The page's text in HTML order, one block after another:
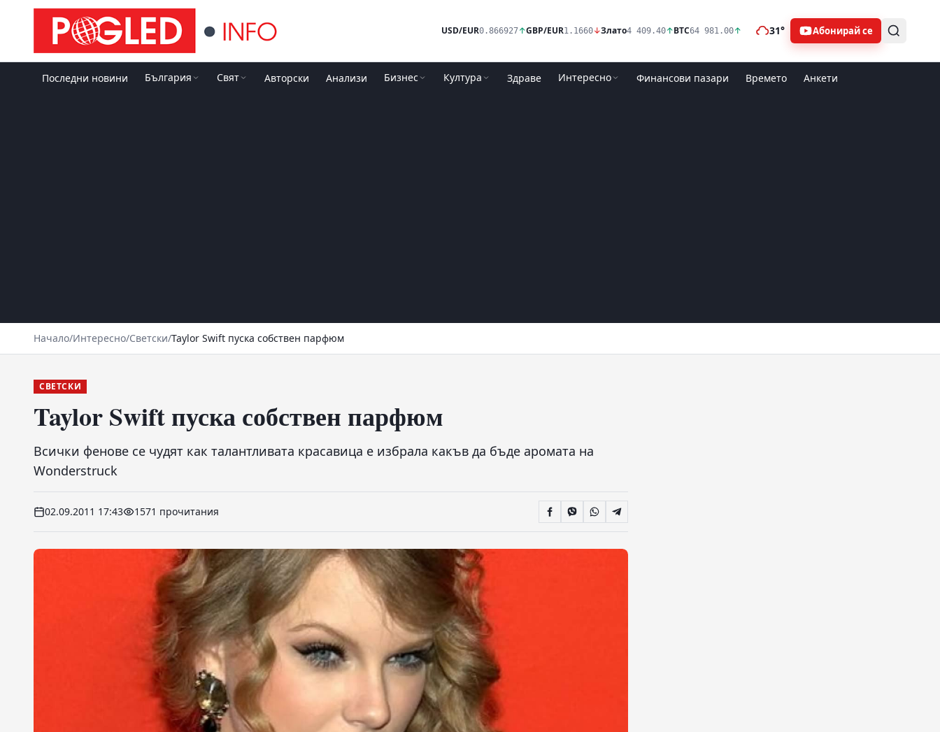
USD/EUR0.866927↑GBP/EUR1.1660↓Злато4 409.40↑BTC64 981.00↑ 31° Абонирай се
Последни новини България Свят Авторски Анализи Бизнес Култура Здраве Интересно Финансови пазари Времето Анкети
Начало/Интересно/Светски/Taylor Swift пуска собствен парфюм
СВЕТСКИ
Taylor Swift пуска собствен парфюм
Всички фенове се чудят как талантливата красавица е избрала какъв да бъде аромата на
Wonderstruck
02.09.2011 17:43 1571 прочитания